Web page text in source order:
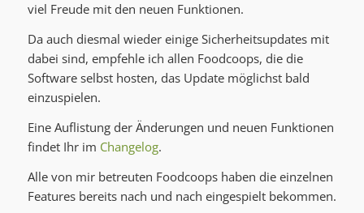
viel Freude mit den neuen Funktionen.
Da auch diesmal wieder einige Sicherheitsupdates mit
dabei sind, empfehle ich allen Foodcoops, die die
Software selbst hosten, das Update möglichst bald
einzuspielen.
Eine Auflistung der Änderungen und neuen Funktionen
findet Ihr im Changelog.
Alle von mir betreuten Foodcoops haben die einzelnen
Features bereits nach und nach eingespielt bekommen.